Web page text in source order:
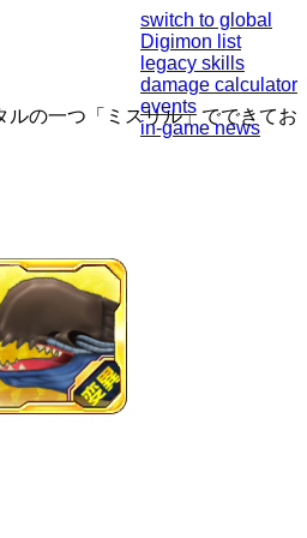
switch to global
Digimon list
legacy skills
damage calculator
events
in-game news
の一つ「ミスリル」でできてお